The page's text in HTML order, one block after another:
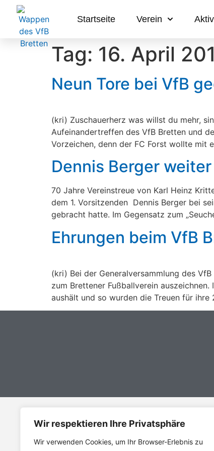
Wir respektieren Ihre Privatsphäre
Wir verwenden Cookies, um Ihr Browser-Erlebnis zu
Startseite Verein
Tag: 16. April
Neun Tore bei VfB
(kri) Zuschauerherz was willst du mehr,
Aufeinandertreffen des VfB Bretten und
Vorzeichen, denn der FC Forst wollte mit
Dennis Berger
70 Jahre Vereinstreue von Karl Heinz
dem 1. Vorsitzenden Dennis Berger bei
gebracht hatte. Im Gegensatz zum
Ehrungen beim VfB
(kri) Bei der Generalversammlung des
zum Brettener Fußballverein
aushält und so wurden die Treuen für
VfB Bretten 1908 e.V.